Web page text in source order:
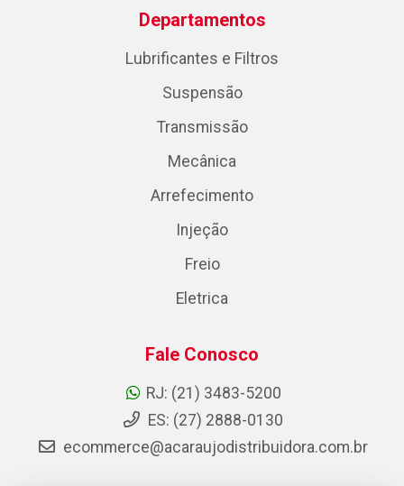
Departamentos
Lubrificantes e Filtros
Suspensão
Transmissão
Mecânica
Arrefecimento
Injeção
Freio
Eletrica
Fale Conosco
RJ: (21) 3483-5200
ES: (27) 2888-0130
ecommerce@acaraujodistribuidora.com.br